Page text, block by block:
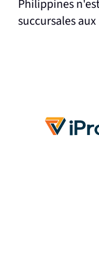
Philippines
succursales